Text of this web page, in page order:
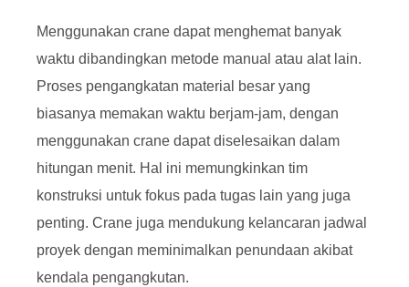
Menggunakan crane dapat menghemat banyak
waktu dibandingkan metode manual atau alat lain.
Proses pengangkatan material besar yang
biasanya memakan waktu berjam-jam, dengan
menggunakan crane dapat diselesaikan dalam
hitungan menit. Hal ini memungkinkan tim
konstruksi untuk fokus pada tugas lain yang juga
penting. Crane juga mendukung kelancaran jadwal
proyek dengan meminimalkan penundaan akibat
kendala pengangkutan.